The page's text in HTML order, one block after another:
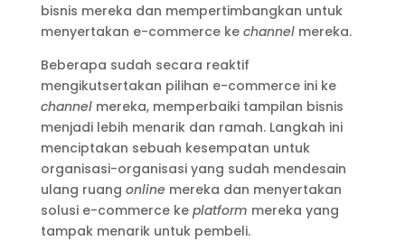
bisnis mereka dan mempertimbangkan untuk
menyertakan e-commerce kechannel mereka.
Beberapa sudah secara reaktif
mengikutsertakan pilihan e-commerce ini ke
channel mereka, memperbaiki tampilan bisnis
menjadi lebih menarik dan ramah. Langkah ini
menciptakan sebuah kesempatan untuk
organisasi-organisasi yang sudah mendesain
ulang ruang online mereka dan menyertakan
solusi e-commerce ke platform mereka yang
tampak menarik untuk pembeli.